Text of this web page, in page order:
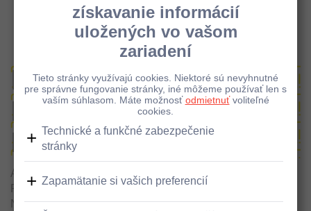
Pobočky a bankomaty - Detail
Bankomat vklad/výber,
Novohradská,
Lučenec
Adresa
Pobočka Raiffeisen banky - zóna 24/7
Novohradská 2843/3